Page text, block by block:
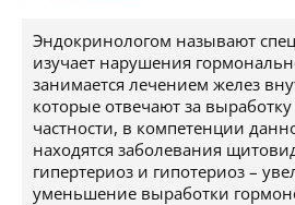
Эндокринологом называют
изучает нарушения
занимается лечением желез
которые отвечают за
частности, в компетенции
находятся заболевания
гипертериоз и гипотериоз –
уменьшение выработки